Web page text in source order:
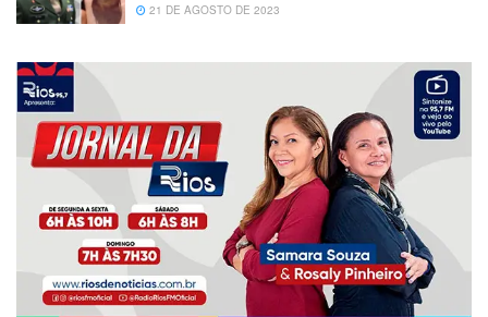
21 DE AGOSTO DE 2023